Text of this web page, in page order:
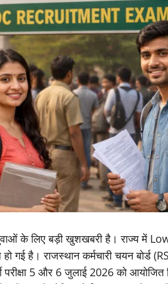
के लिए बड़ी खुशखबरी है। राज्य में
है। राजस्थान कर्मचारी चयन बोर्ड
5 और 6 जुलाई 2026 को आयोजित